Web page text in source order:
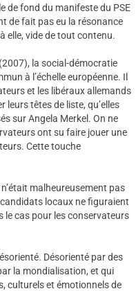
de fond du manifeste du PSE
de fait pas eu la résonance
elle, vide de tout contenu.
la social-démocratie
à l’échelle européenne. Il
et les libéraux allemands
têtes de liste, qu’elles
sur Angela Merkel. On ne
ont su faire jouer une
Cette touche
malheureusement pas
locaux ne figuraient
le cas pour les conservateurs
Désorienté par des
la mondialisation, et qui
culturels et émotionnels de